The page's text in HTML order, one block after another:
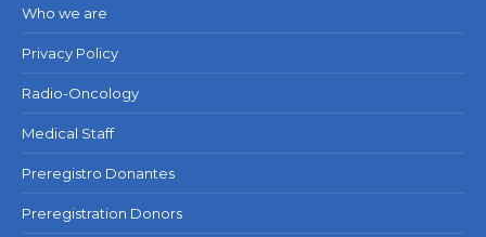
Who we are
Privacy Policy
Radio-Oncology
Medical Staff
Preregistro Donantes
Preregistration Donors